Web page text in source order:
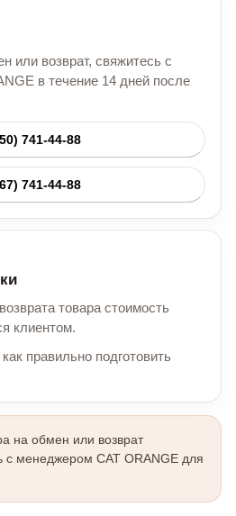
или возврат, свяжитесь с
в течение 14 дней после
741-44-88
741-44-88
товара стоимость
клиентом.
правильно подготовить
на обмен или возврат
с менеджером CAT ORANGE для